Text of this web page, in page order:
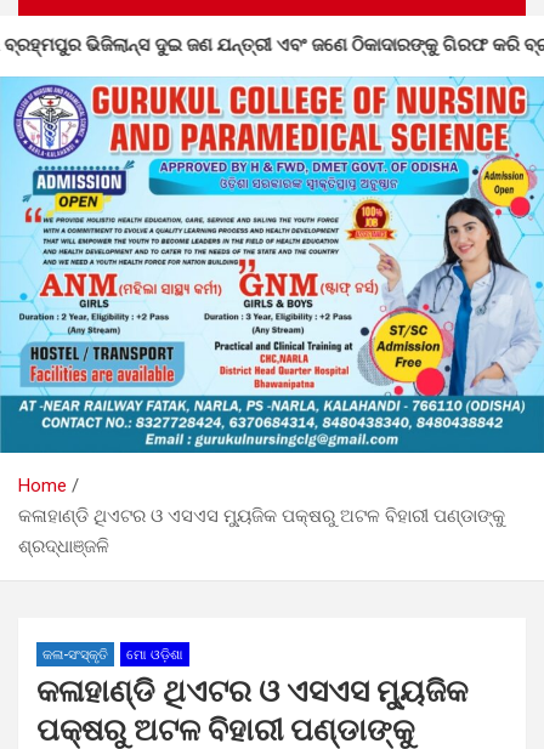
ଠିକାଦାରଙ୍କୁ ଗିରଫ କରି ବ୍ରହ୍ମପୁର ଭିଜିଲାନ୍ସ କୋର୍ଟ ଚାଲାଣ
Home
କଳାହାଣ୍ଡି ଥିଏଟର ଓ ଏସଏସ ମ୍ୟୁଜିକ ପକ୍ଷରୁ ଅଟଳ ବିହାରୀ ପଣ୍ଡାଙ୍କୁ
ଶ୍ରଦ୍ଧାଞ୍ଜଳି
କଳା-ସଂସ୍କୃତି ମୋ ଓଡ଼ିଶା
କଳାହାଣ୍ଡି ଥିଏଟର ଓ ଏସଏସ ମ୍ୟୁଜିକ
ପକ୍ଷରୁ ଅଟଳ ବିହାରୀ ପଣ୍ଡାଙ୍କୁ